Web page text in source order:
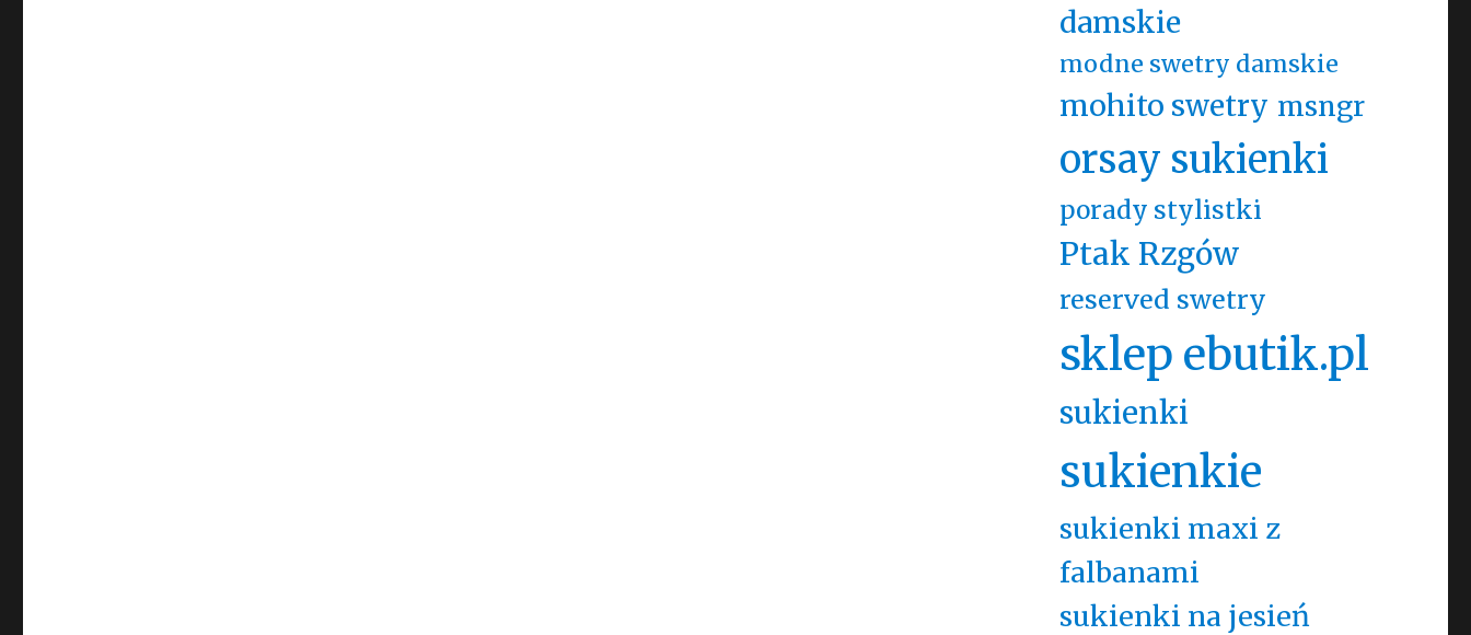
damskie
modne swetry damskie
mohito swetry msngr
orsay sukienki
porady stylistki
Ptak Rzgów
reserved swetry
sklep ebutik.pl
sukienki
sukienkie
sukienki maxi z
falbanami
sukienki na jesień